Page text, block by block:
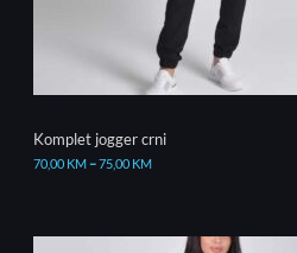
Komplet jogger crni
70,00 KM–75,00 KM